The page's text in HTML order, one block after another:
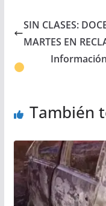
SIN CLASES:
MARTES EN
También